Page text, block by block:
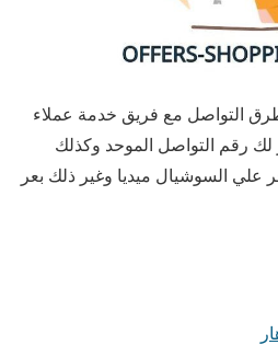
التواصل مع فريق خدمة عملاء
رقم التواصل الموحد وكذلك
السوشيال ميديا وغير ذلك بعر